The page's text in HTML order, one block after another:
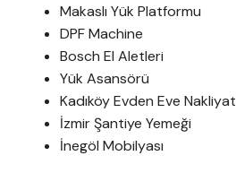
Makaslı Yük Platformu
DPF Machine
Bosch El Aletleri
Yük Asansörü
Kadıköy Evden Eve Nakliyat
İzmir Şantiye Yemeği
İnegöl Mobilyası